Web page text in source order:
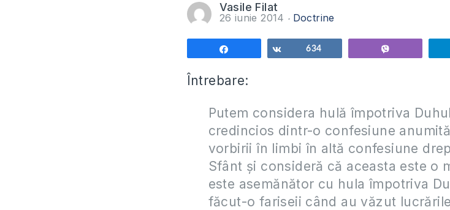
Vasile Filat
26 iunie 2014 Doctrine
Share634
Întrebare:
Putem considera hulă împotriva
credincios dintr-o confesiune
vorbirii în limbi în altă confesiune
Sfânt și consideră că aceasta este o
este asemănător cu hula împotriva
făcut-o fariseii când au văzut